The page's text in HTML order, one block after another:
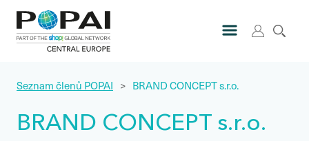
Seznam členů POPAI > BRAND CONCEPT s.r.o.
BRAND CONCEPT s.r.o.